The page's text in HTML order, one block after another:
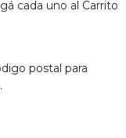
cada uno al Carrito
postal para